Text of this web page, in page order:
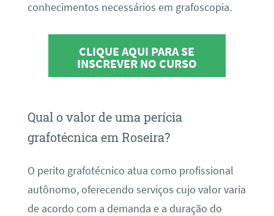
conhecimentos necessários em grafoscopia.
CLIQUE AQUI PARA SE
INSCREVER NO CURSO
Qual o valor de uma perícia
grafotécnica em Roseira?
O perito grafotécnico atua como profissional
autônomo, oferecendo serviços cujo valor varia
de acordo com a demanda e a duração do